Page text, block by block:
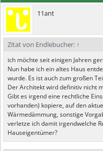
11ant
Zitat von Endlebucher: ↑
ich möchte seit einigen Jahren
Nun habe ich ein altes Haus
wurde. Es ist auch zum großen
Der Architekt wird definitiv nicht
Gibt es irgend eine rechtliche
vorhanden) kopiere, auf den
Wärmedämmung, sonstige
verletze ich damit irgendwelche
Hauseigentümer?